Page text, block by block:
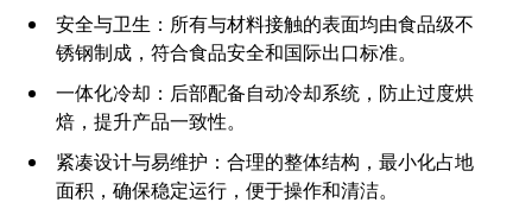
安全与卫生：所有与材料接触的表面均由食品级不
锈钢制成，符合食品安全和国际出口标准。
一体化冷却：后部配备自动冷却系统，防止过度烘
焙，提升产品一致性。
紧凑设计与易维护：合理的整体结构，最小化占地
面积，确保稳定运行，便于操作和清洁。